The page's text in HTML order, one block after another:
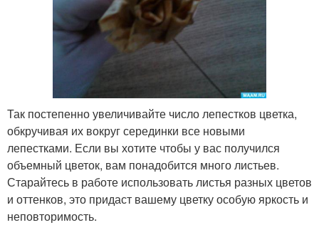
Так постепенно увеличивайте число лепестков цветка,
обкручивая их вокруг серединки все новыми
лепестками. Если вы хотите чтобы у вас получился
объемный цветок, вам понадобится много листьев.
Старайтесь в работе использовать листья разных цветов
и оттенков, это придаст вашему цветку особую яркость и
неповторимость.